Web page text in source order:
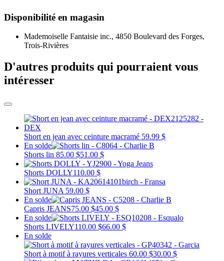
Disponibilité en magasin
Mademoiselle Fantaisie inc., 4850 Boulevard des Forges,
Trois-Rivières
D'autres produits qui pourraient vous
intéresser
Short en jean avec ceinture macramé 59.99 $
En solde
Shorts lin 85.00 $51.00 $
Shorts DOLLY110.00 $
Short JUNA 59.00 $
En solde
Capris JEANS75.00 $45.00 $
En solde
Shorts LIVELY110.00 $66.00 $
En solde
Short à motif à rayures verticales 60.00 $30.00 $